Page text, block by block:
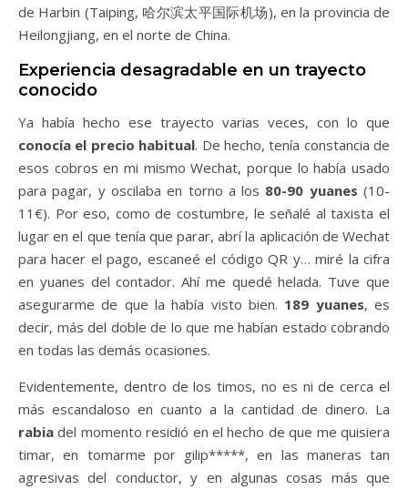
de Harbin (Taiping, 哈尔滨太平国际机场), en la provincia de
Heilongjiang, en el norte de China.
Experiencia desagradable en un trayecto
conocido
Ya había hecho ese trayecto varias veces, con lo que
conocía el precio habitual. De hecho, tenía constancia de
esos cobros en mi mismo Wechat, porque lo había usado
para pagar, y oscilaba en torno a los 80-90 yuanes (10-
11€). Por eso, como de costumbre, le señalé al taxista el
lugar en el que tenía que parar, abrí la aplicación de Wechat
para hacer el pago, escaneé el código QR y… miré la cifra
en yuanes del contador. Ahí me quedé helada. Tuve que
asegurarme de que la había visto bien. 189 yuanes, es
decir, más del doble de lo que me habían estado cobrando
en todas las demás ocasiones.
Evidentemente, dentro de los timos, no es ni de cerca el
más escandaloso en cuanto a la cantidad de dinero. La
rabia del momento residió en el hecho de que me quisiera
timar, en tomarme por gilip*****, en las maneras tan
agresivas del conductor, y en algunas cosas más que